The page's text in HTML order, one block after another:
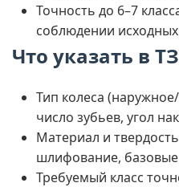
Точность до 6–7
соблюдении
Что указать в ТЗ
Тип колеса
число зубьев, угол
Материал и
шлифование,
Требуемый класс